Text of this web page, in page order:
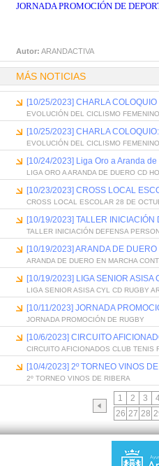
JORNADA PROMOCIÓN DE
Autor: ARANDACTIVA
MÁS NOTICIAS
[10/25/2023] CHARLA
EVOLUCIÓN DEL CICLISMO
[10/25/2023] CHARLA
EVOLUCIÓN DEL CICLISMO
[10/24/2023] Liga Oro a Aranda
LIGA ORO A ARANDA DE DUERO CD
[10/23/2023] CROSS LOCAL
CROSS LOCAL ESCOLAR 28 DE
[10/19/2023] TALLER
TALLER INICIACIÓN DEFENSA
[10/19/2023] ARANDA DE
ARANDA DE DUERO EN MARCHA
[10/19/2023] LIGA SENIOR ASISA
LIGA SENIOR ASISA CYL CD RUGBY
[10/11/2023] JORNADA
JORNADA PROMOCIÓN DE RUGBY
[10/6/2023] CIRCUITO
CIRCUITO AFICIONADOS CLUB TENIS
[10/4/2023] 2º TORNEO VINOS
2º TORNEO VINOS DE RIBERA
1 2 3
26 27 28